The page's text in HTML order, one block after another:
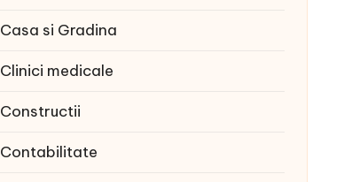
Casa si Gradina
Clinici medicale
Constructii
Contabilitate